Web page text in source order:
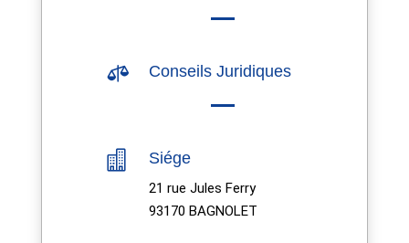
 Conseils Juridiques
 Siége
21 rue Jules Ferry
93170 BAGNOLET